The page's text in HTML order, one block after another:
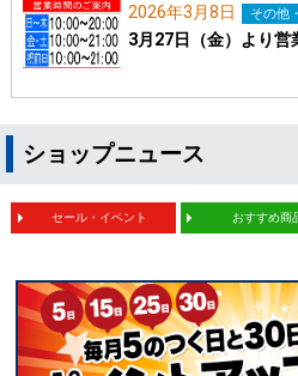
2026年3月8日 その他
3月27日（金）より営
ショップニュース
セール・イベント おすすめ商